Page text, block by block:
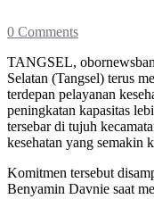
0 Comments
TANGSEL,
Selatan (Tangsel) terus
terdepan pelayanan
peningkatan kapasitas
tersebar di tujuh
kesehatan yang semakin
Komitmen tersebut
Benyamin Davnie saat